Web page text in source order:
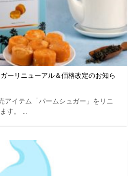
ーリニューアル＆価格改定のお知ら
アイテム「パームシュガー」をリニ
す。 ...